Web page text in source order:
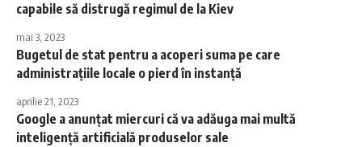
capabile să distrugă regimul de la Kiev
mai 3, 2023
Bugetul de stat pentru a acoperi suma pe care
administrațiile locale o pierd în instanță
aprilie 21, 2023
Google a anunțat miercuri că va adăuga mai multă
inteligență artificială produselor sale